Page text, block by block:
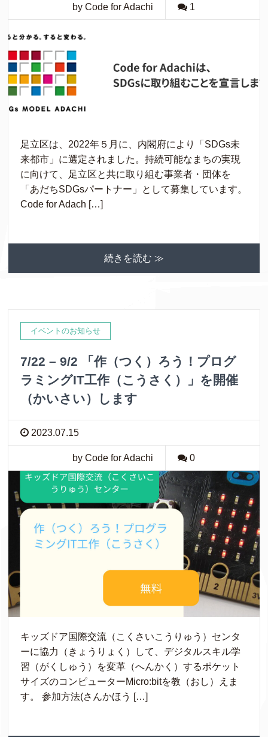
by Code for Adachi 1
足立区は、2022年５月に、内閣府により「SDGs未
来都市」に選定されました。持続可能なまちの実現
に向けて、足立区と共に取り組む事業者・団体を
「あだちSDGsパートナー」として募集しています。
Code for Adach […]
続きを読む ≫
イベントのお知らせ
7/22 – 9/2 「作（つく）ろう！プログ
ラミングIT工作（こうさく）」を開催
（かいさい）します
2023.07.15
by Code for Adachi 0
キッズドア国際交流（こくさいこうりゅう）センタ
ーに協力（きょうりょく）して、デジタルスキル学
習（がくしゅう）を変革（へんかく）するポケット
サイズのコンピューターMicro:bitを教（おし）えま
す。 参加方法(さんかほう […]